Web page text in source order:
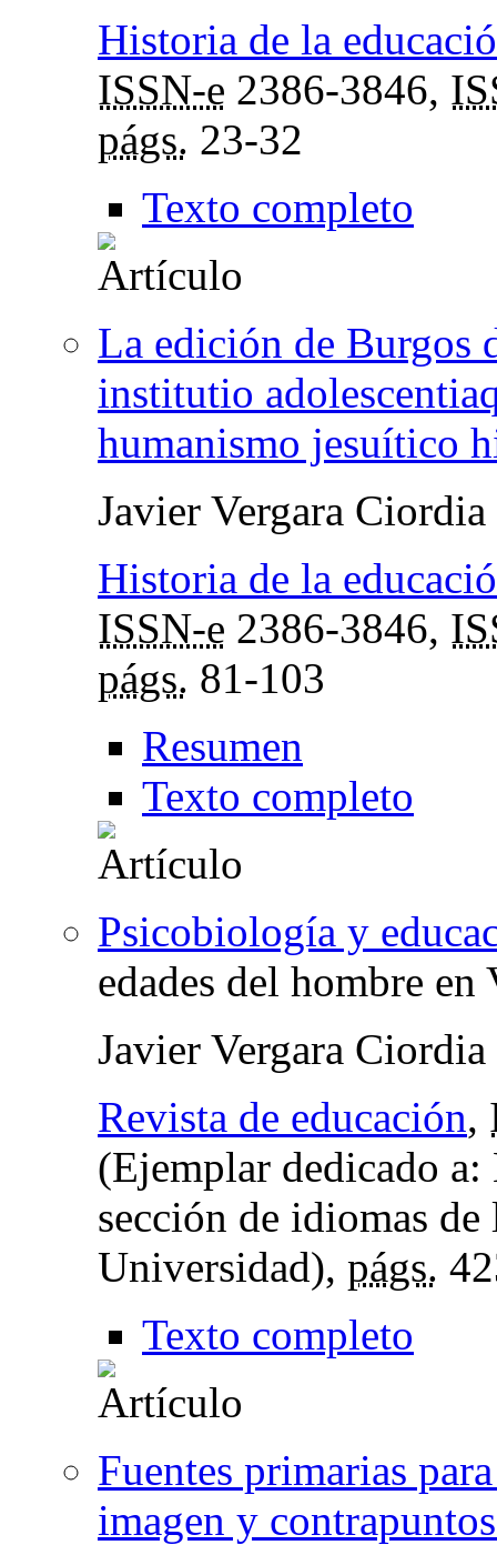
Historia de la
ISSN-e 2386-3846,
págs. 23-32
Texto completo
La edición de Burgos
institutio
humanismo jesuítico
Javier Vergara Ciordia
Historia de la
ISSN-e 2386-3846,
págs. 81-103
Resumen
Texto completo
Psicobiología y
edades del hombre
Javier Vergara Ciordia
Revista de educación,
(Ejemplar dedicado a:
sección de idiomas de
Universidad), págs.
Texto completo
Fuentes primarias
imagen y